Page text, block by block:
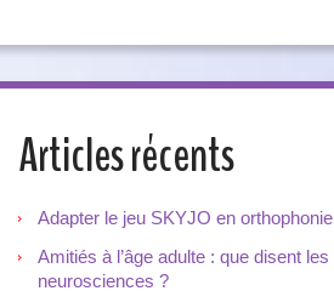
Articles récents
Adapter le jeu SKYJO en orthophonie
Amitiés à l’âge adulte : que disent les
neurosciences ?